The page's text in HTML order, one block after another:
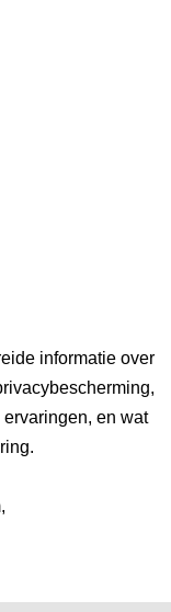
informatie over
en wat